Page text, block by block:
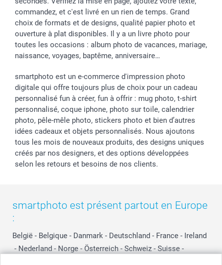
commandez, et c'est livré en un rien de temps. Grand
choix de formats et de designs, qualité papier photo et
ouverture à plat disponibles. Il y a un livre photo pour
toutes les occasions : album photo de vacances, mariage,
naissance, voyages, baptême, anniversaire…
smartphoto est un e-commerce d'impression photo
digitale qui offre toujours plus de choix pour un cadeau
personnalisé fun à créer, fun à offrir : mug photo, t-shirt
personnalisé, coque iphone, photo sur toile, calendrier
photo, pêle-mêle photo, stickers photo et bien d’autres
idées cadeaux et objets personnalisés. Nous ajoutons
tous les mois de nouveaux produits, des designs uniques
créés par nos designers, et des options développées
selon les retours et besoins de nos clients.
smartphoto est présent partout en Europe
:
België - Belgique - Danmark - Deutschland - France - Ireland
- Nederland - Norge - Österreich - Schweiz - Suisse -